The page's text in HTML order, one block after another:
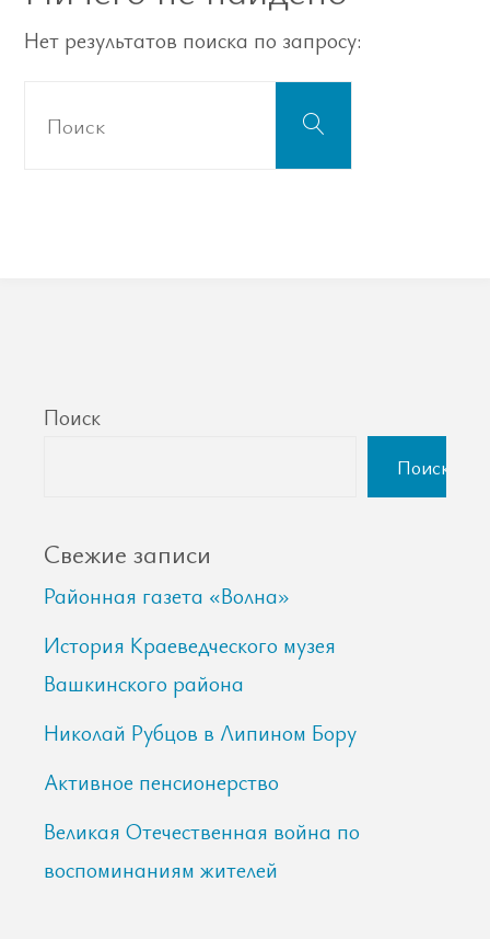
Нет результатов поиска по запросу:
Поиск
Поиск
Поиск
Свежие записи
Районная газета «Волна»
История Краеведческого музея
Вашкинского района
Николай Рубцов в Липином Бору
Активное пенсионерство
Великая Отечественная война по
воспоминаниям жителей